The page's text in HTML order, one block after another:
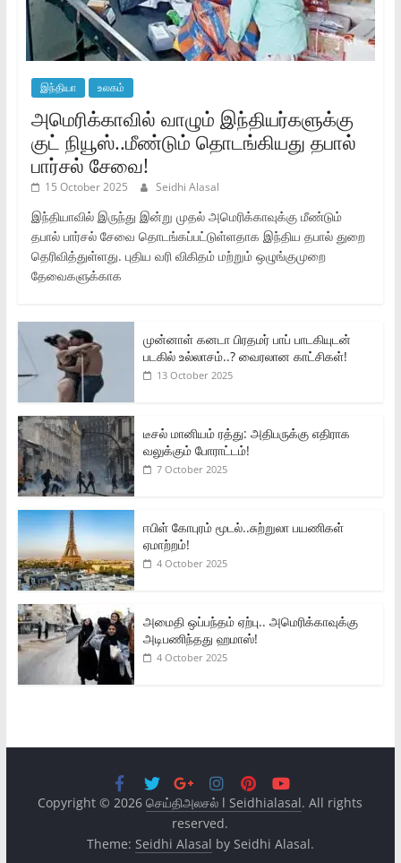
இந்தியா உலகம்
அமெரிக்காவில் வாழும் இந்தியர்களுக்கு
குட் நியூஸ்..மீண்டும் தொடங்கியது தபால்
பார்சல் சேவை!
15 October 2025 Seidhi Alasal
இந்தியாவில் இருந்து இன்று முதல் அமெரிக்காவுக்கு மீண்டும்
தபால் பார்சல் சேவை தொடங்கப்பட்டுள்ளதாக இந்திய தபால் துறை
தெரிவித்துள்ளது. புதிய வரி விகிதம் மற்றும் ஒழுங்குமுறை
தேவைகளுக்காக
முன்னாள் கனடா பிரதமர் பாப் பாடகியுடன்
படகில் உல்லாசம்..? வைரலான காட்சிகள்!
13 October 2025
டீசல் மானியம் ரத்து: அதிபருக்கு எதிராக
வலுக்கும் போராட்டம்!
7 October 2025
ஈபிள் கோபுரம் மூடல்..சுற்றுலா பயணிகள்
ஏமாற்றம்!
4 October 2025
அமைதி ஒப்பந்தம் ஏற்பு.. அமெரிக்காவுக்கு
அடிபணிந்தது ஹமாஸ்!
4 October 2025
Copyright © 2026செய்திஅலசல் l Seidhialasal. All rights
reserved.
Theme: Seidhi Alasal by Seidhi Alasal.